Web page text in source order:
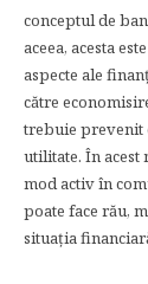
conceptul de
aceea, acesta
aspecte ale
către
trebuie prevenit
utilitate. În
mod activ în
poate face rău,
situația